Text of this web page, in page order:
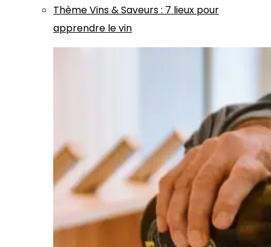
ThèmeVins & Saveurs: 7 lieux pour
apprendre le vin